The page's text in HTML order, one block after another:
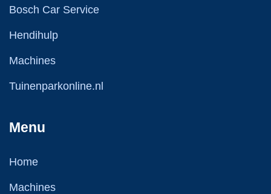
Bosch Car Service
Hendihulp
Machines
Tuinenparkonline.nl
Menu
Home
Machines